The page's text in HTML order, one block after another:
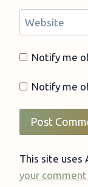
Website
Notify me
Notify me
This site uses
your